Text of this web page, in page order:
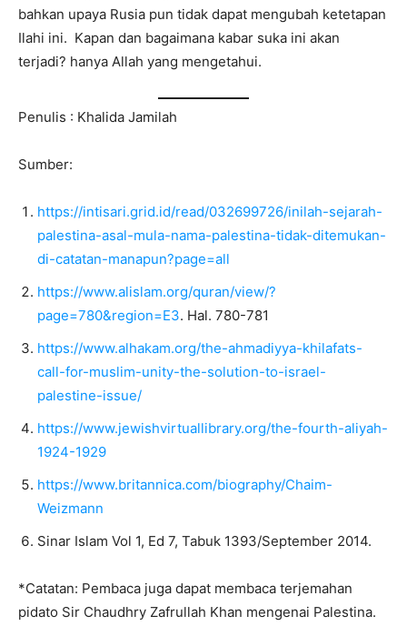
bahkan upaya Rusia pun tidak dapat mengubah ketetapan
Ilahi ini. Kapan dan bagaimana kabar suka ini akan
terjadi? hanya Allah yang mengetahui.
Penulis : Khalida Jamilah
Sumber:
https://intisari.grid.id/read/032699726/inilah-sejarah-
palestina-asal-mula-nama-palestina-tidak-ditemukan-
di-catatan-manapun?page=all
https://www.alislam.org/quran/view/?
page=780&region=E3. Hal. 780-781
https://www.alhakam.org/the-ahmadiyya-khilafats-
call-for-muslim-unity-the-solution-to-israel-
palestine-issue/
https://www.jewishvirtuallibrary.org/the-fourth-aliyah-
1924-1929
https://www.britannica.com/biography/Chaim-
Weizmann
Sinar Islam Vol 1, Ed 7, Tabuk 1393/September 2014.
*Catatan: Pembaca juga dapat membaca terjemahan
pidato Sir Chaudhry Zafrullah Khan mengenai Palestina.